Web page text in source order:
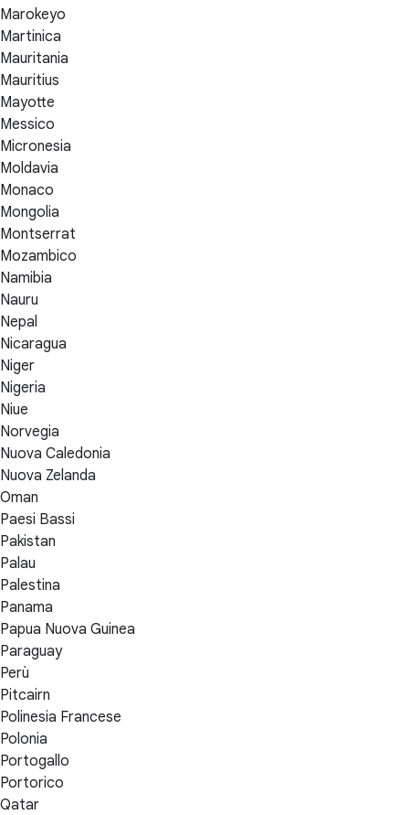
Marokeyo
Martinica
Mauritania
Mauritius
Mayotte
Messico
Micronesia
Moldavia
Monaco
Mongolia
Montserrat
Mozambico
Namibia
Nauru
Nepal
Nicaragua
Niger
Nigeria
Niue
Norvegia
Nuova Caledonia
Nuova Zelanda
Oman
Paesi Bassi
Pakistan
Palau
Palestina
Panama
Papua Nuova Guinea
Paraguay
Perù
Pitcairn
Polinesia Francese
Polonia
Portogallo
Portorico
Qatar